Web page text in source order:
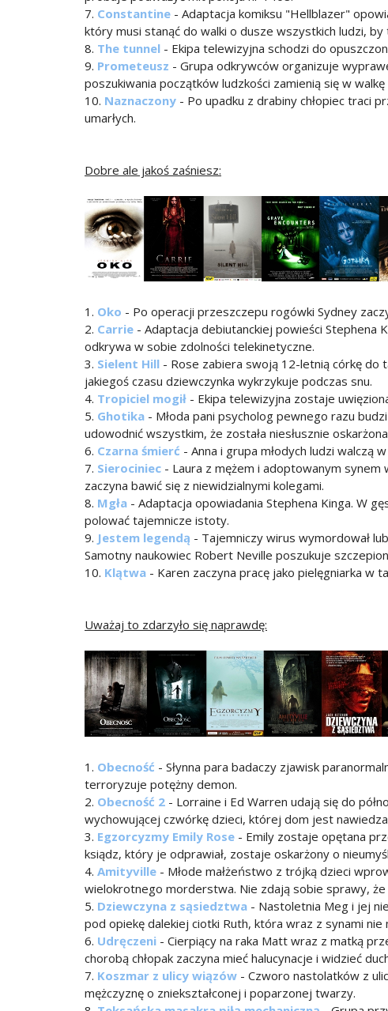
7. Constantine - Adaptacja komiksu "Hellblazer"
który musi stanąć do walki o dusze wszystkich ludzi,
8. The tunnel - Ekipa telewizyjna schodzi do
9. Prometeusz - Grupa odkrywców organizuje
poszukiwania początków ludzkości zamienią się w
10. Naznaczony - Po upadku z drabiny chłopiec traci
umarłych.
Dobre ale jakoś zaśniesz:
1. Oko - Po operacji przeszczepu rogówki Sydney
2. Carrie - Adaptacja debiutanckiej powieści Stephena
odkrywa w sobie zdolności telekinetyczne.
3. Sielent Hill - Rose zabiera swoją 12-letnią córkę do
jakiegoś czasu dziewczynka wykrzykuje podczas snu.
4. Tropiciel mogił - Ekipa telewizyjna zostaje
5. Ghotika - Młoda pani psycholog pewnego razu
udowodnić wszystkim, że została niesłusznie
6. Czarna śmierć - Anna i grupa młodych ludzi walczą
7. Sierociniec - Laura z mężem i adoptowanym
zaczyna bawić się z niewidzialnymi kolegami.
8. Mgła - Adaptacja opowiadania Stephena Kinga. W
polować tajemnicze istoty.
9. Jestem legendą - Tajemniczy wirus wymordował
Samotny naukowiec Robert Neville poszukuje
10. Klątwa - Karen zaczyna pracę jako pielęgniarka w
Uważaj to zdarzyło się naprawdę:
1. Obecność - Słynna para badaczy zjawisk
terroryzuje potężny demon.
2. Obecność 2 - Lorraine i Ed Warren udają się do
wychowującej czwórkę dzieci, której dom jest
3. Egzorcyzmy Emily Rose - Emily zostaje opętana
ksiądz, który je odprawiał, zostaje oskarżony o
4. Amityville - Młode małżeństwo z trójką dzieci
wielokrotnego morderstwa. Nie zdają sobie sprawy, że
5. Dziewczyna z sąsiedztwa - Nastoletnia Meg i jej
pod opiekę dalekiej ciotki Ruth, która wraz z synami
6. Udręczeni - Cierpiący na raka Matt wraz z matką
chorobą chłopak zaczyna mieć halucynacje i widzieć
7. Koszmar z ulicy wiązów - Czworo nastolatków z
mężczyznę o zniekształconej i poparzonej twarzy.